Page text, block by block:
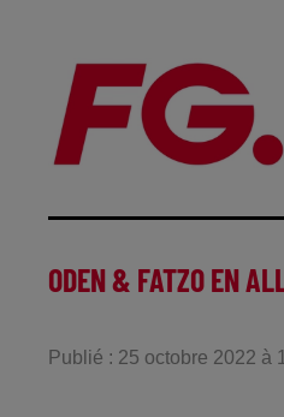
ODEN & FATZO EN
Publié : 25 octobre 2022 à